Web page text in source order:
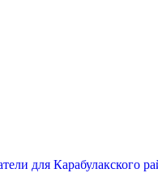
для Карабулакского